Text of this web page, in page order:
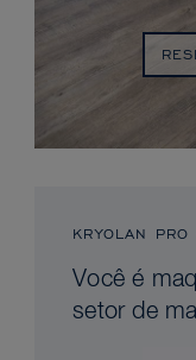
KRYOLAN PRO
Você é
setor de